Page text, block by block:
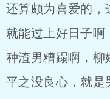
还算颇为喜爱的，
就能过上好日子
种渣男糟蹋啊，柳
平之没良心，就是